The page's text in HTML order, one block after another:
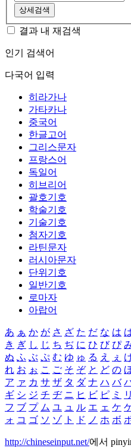
상세검색
결과 내 재검색
인기 검색어
다국어 입력
히라가나
가타카나
중국어
한글고어
그리스문자
프랑스어
독일어
히브리어
괄호기호
학술기호
기술기호
첨자기호
라틴문자
러시아문자
단위기호
일반기호
로마자
아랍어
あ ぁ か が さ ざ た だ な は
き ぎ し じ ち ぢ に ひ び ぴ
ぬ ふ ぶ ぷ む ゆ ゅ る え ぇ
れ お ぉ こ ご そ ぞ と ど の
ア ァ カ サ ザ タ ダ ナ ハ バ
ギ シ ジ チ ヂ ニ ヒ ビ ピ ミ リ
フ ブ プ ム ユ ュ ル エ ェ ケ
ォ コ ゴ ソ ゾ ト ド ノ ホ ボ
http://chineseinput.net/에서